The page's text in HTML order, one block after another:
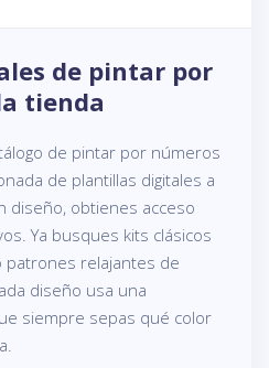
de pintar por
tienda
de pintar por números
de plantillas digitales a
diseño, obtienes acceso
Ya busques kits clásicos
relajantes de
diseño usa una
siempre sepas qué color